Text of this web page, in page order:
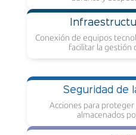
Conexión de equipos
facilitar la gestión
Seguridad de
Acciones para
almacenados